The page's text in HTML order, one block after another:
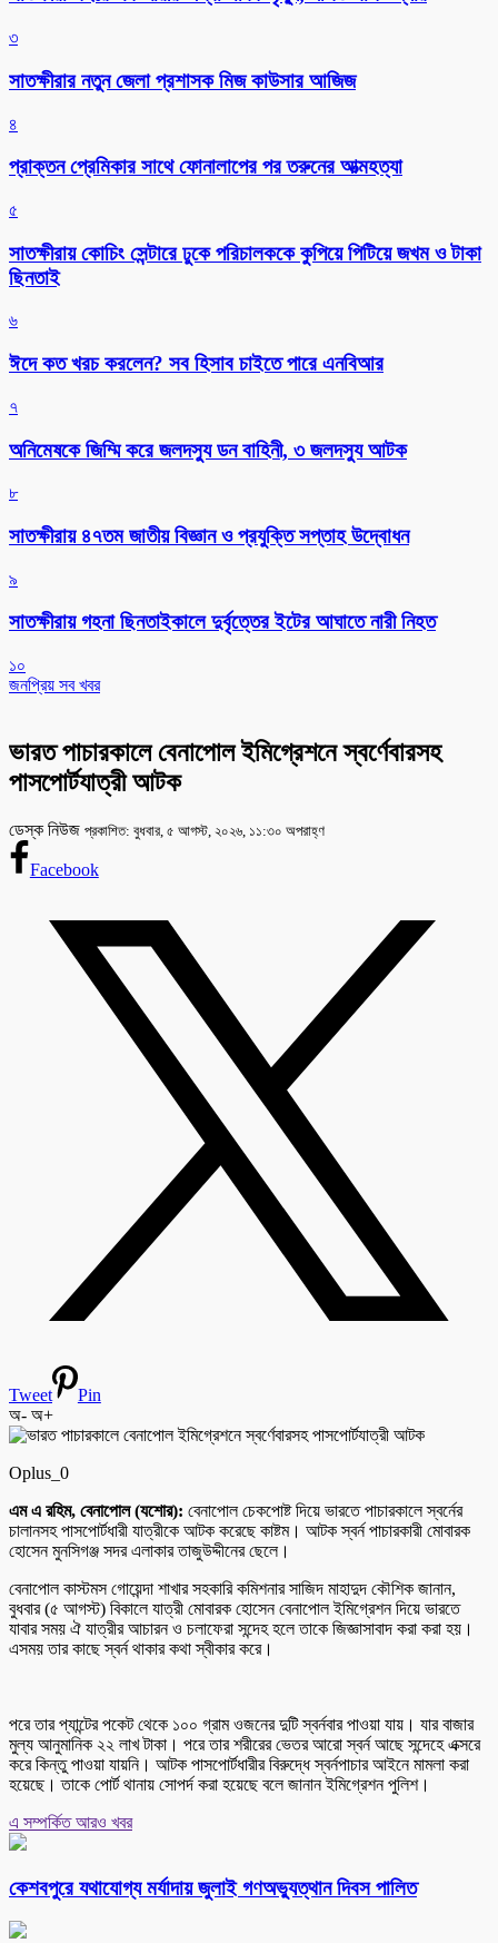
৩
সাতক্ষীরার নতুন জেলা প্রশাসক মিজ কাউসার আজিজ
৪
প্রাক্তন প্রেমিকার সাথে ফোনালাপের পর তরুনের আত্মহত্যা
৫
সাতক্ষীরায় কোচিং সেন্টারে ঢুকে পরিচালককে কুপিয়ে পিটিয়ে জখম ও টাকা
ছিনতাই
৬
ঈদে কত খরচ করলেন? সব হিসাব চাইতে পারে এনবিআর
৭
অনিমেষকে জিম্মি করে জলদস্যু ডন বাহিনী, ৩ জলদস্যু আটক
৮
সাতক্ষীরায় ৪৭তম জাতীয় বিজ্ঞান ও প্রযুক্তি সপ্তাহ উদ্বোধন
৯
সাতক্ষীরায় গহনা ছিনতাইকালে দুর্বৃত্তের ইটের আঘাতে নারী নিহত
১০
জনপ্রিয় সব খবর
ভারত পাচারকালে বেনাপোল ইমিগ্রেশনে স্বর্ণেবারসহ
পাসপোর্টযাত্রী আটক
ডেস্ক নিউজ প্রকাশিত: বুধবার, ৫ আগস্ট, ২০২৬, ১১:৩০ অপরাহ্ণ
Facebook
Tweet
Pin
অ- অ+
Oplus_0
এম এ রহিম, বেনাপোল (যশোর): বেনাপোল চেকপোষ্ট দিয়ে ভারতে পাচারকালে স্বর্নের
চালানসহ পাসপোর্টধারী যাত্রীকে আটক করেছে কাষ্টম। আটক স্বর্ন পাচারকারী মোবারক
হোসেন মুনসিগঞ্জ সদর এলাকার তাজুউদ্দীনের ছেলে।
বেনাপোল কাস্টমস গোয়েন্দা শাখার সহকারি কমিশনার সাজিদ মাহাদুদ কৌশিক জানান,
বুধবার (৫ আগস্ট) বিকালে যাত্রী মোবারক হোসেন বেনাপোল ইমিগ্রেশন দিয়ে ভারতে
যাবার সময় ঐ যাত্রীর আচারন ও চলাফেরা সন্দেহ হলে তাকে জিজ্ঞাসাবাদ করা করা হয়।
এসময় তার কাছে স্বর্ন থাকার কথা স্বীকার করে।
পরে তার প্যান্টের পকেট থেকে ১০০ গ্রাম ওজনের দুটি স্বর্নবার পাওয়া যায়। যার বাজার
মুল্য আনুমানিক ২২ লাখ টাকা। পরে তার শরীরের ভেতর আরো স্বর্ন আছে সন্দেহে এক্সরে
করে কিন্তু পাওয়া যায়নি। আটক পাসপোর্টধারীর বিরুদ্ধে স্বর্নপাচার আইনে মামলা করা
হয়েছে। তাকে পোর্ট থানায় সোপর্দ করা হয়েছে বলে জানান ইমিগ্রেশন পুলিশ।
এ সম্পর্কিত আরও খবর
কেশবপুরে যথাযোগ্য মর্যাদায় জুলাই গণঅভ্যুত্থান দিবস পালিত